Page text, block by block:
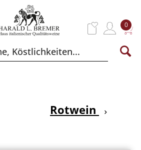
0
Rotwein